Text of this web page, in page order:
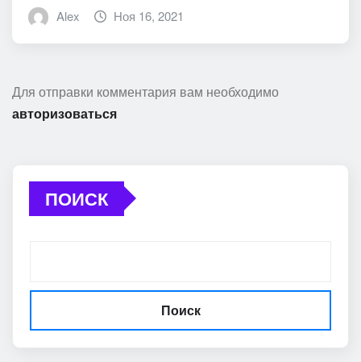
Alex Ноя 16, 2021
Для отправки комментария вам необходимо
авторизоваться
ПОИСК
Поиск